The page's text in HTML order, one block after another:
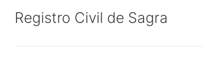
Registro Civil de Sagra